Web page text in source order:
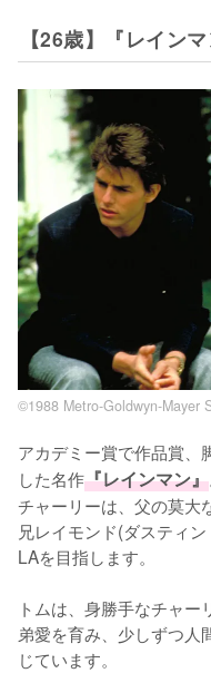
【26歳】『レイン
©1988 Metro-Goldwyn-Mayer
アカデミー賞で作品賞、
した名作『レインマン』
チャーリーは、父の莫大
兄レイモンド(ダスティ
LAを目指します。
トムは、身勝手なチャ
弟愛を育み、少しずつ人
じています。